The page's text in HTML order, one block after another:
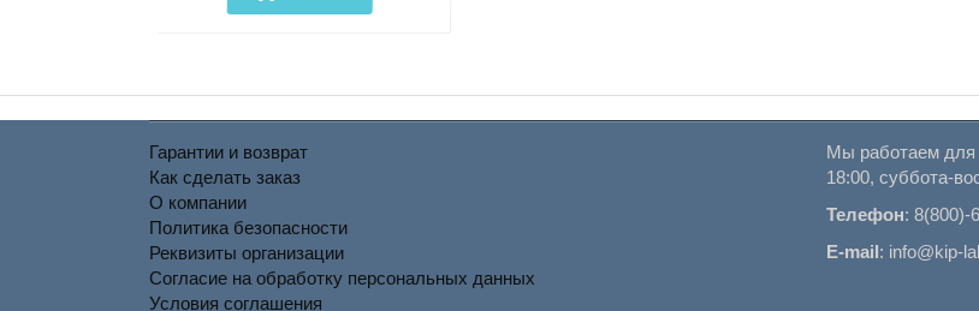
Гарантии и возврат
Как сделать заказ
О компании
Политика безопасности
Реквизиты организации
Согласие на обработку персональных данных
Условия соглашения
Мы работаем для
18:00, суббота-
Телефон: 8(800)-
E-mail: info@kip-